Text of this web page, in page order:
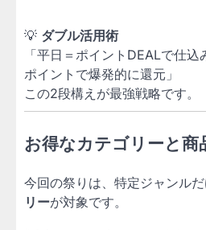
💡 ダブル活用術
「平日＝ポイントDEALで仕
ポイントで爆発的に還元」
この2段構えが最強戦略です。
お得なカテゴリーと商
今回の祭りは、特定ジャンルだ
リーが対象です。